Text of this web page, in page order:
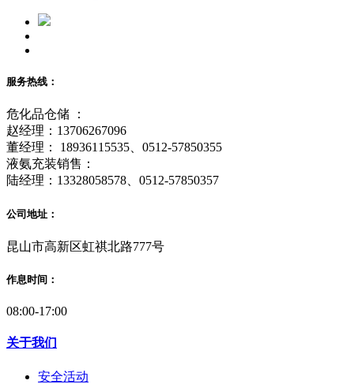
服务热线：
危化品仓储 ：
赵经理：13706267096
董经理： 18936115535、0512-57850355
液氨充装销售：
陆经理：13328058578、0512-57850357
公司地址：
昆山市高新区虹祺北路777号
作息时间：
08:00-17:00
关于我们
安全活动